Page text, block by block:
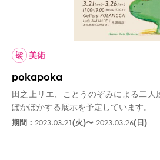
美術
pokapoka
田之上リエ、ことうのぞみによる二
ぽかぽかする展示を予定しています。
期間： 2023.03.21(火)〜 2023.03.26(日)